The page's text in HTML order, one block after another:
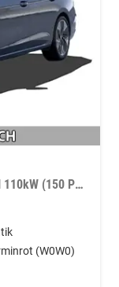
Selection Limousine (Selection) 1.5 TSI 110kW (150 PS) 7-Gang DSG
(W0W0)